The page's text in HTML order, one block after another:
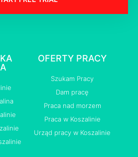
OFERTY PRACY
Szukam Pracy
Dam pracę
Praca nad morzem
Praca w Koszalinie
Urząd pracy w Koszalinie